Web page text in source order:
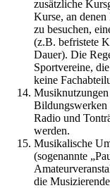
zusätzliche
Kurse, an
zu besuchen,
(z.B. befristete
Dauer). Die
Sportvereine,
keine
Bildungswerken
Radio und
werden.
Musikalische
(sogenannte
die